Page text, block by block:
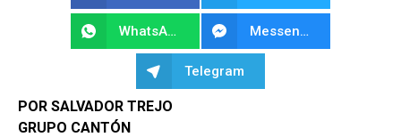
WhatsApp Messenger
Telegram
POR SALVADOR TREJO
GRUPO CANTÓN